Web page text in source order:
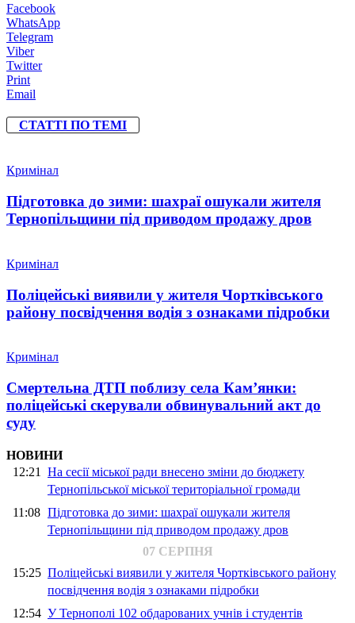
Facebook
WhatsApp
Telegram
Viber
Twitter
Print
Email
СТАТТІ ПО ТЕМІ
Кримінал
Підготовка до зими: шахраї ошукали жителя
Тернопільщини під приводом продажу дров
Кримінал
Поліцейські виявили у жителя Чортківського
району посвідчення водія з ознаками підробки
Кримінал
Смертельна ДТП поблизу села Кам’янки:
поліцейські скерували обвинувальний акт до
суду
НОВИНИ
12:21 На сесії міської ради внесено зміни до бюджету
Тернопільської міської територіальної громади
11:08 Підготовка до зими: шахраї ошукали жителя
Тернопільщини під приводом продажу дров
07 СЕРПНЯ
15:25 Поліцейські виявили у жителя Чортківського району
посвідчення водія з ознаками підробки
12:54 У Тернополі 102 обдарованих учнів і студентів